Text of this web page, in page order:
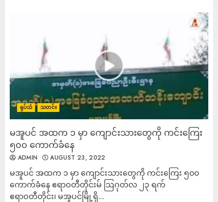
ရုပ်သံ သတင်း
မအူပင် အထက ၁ မှာ ကျောင်းသားတွေကို ကင်းကြေး
၅၀၀ ကောက်ခံနေ
ADMIN AUGUST 23, 2022
မအူပင် အထက ၁ မှာ ကျောင်းသားတွေကို ကင်းကြေး ၅၀၀
ကောက်ခံနေ ဧရာဝတီတိုင်းမ် ဩဂုတ်လ ၂၃ ရက်
ဧရာဝတီတိုင်း၊ မအူပင်မြို့ရှိ...